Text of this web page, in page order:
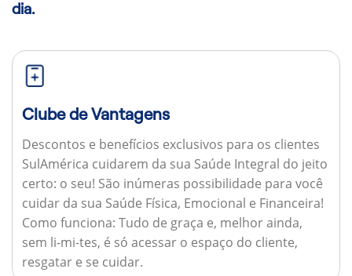
dia.
Clube de Vantagens
Descontos e benefícios exclusivos para os clientes
SulAmérica cuidarem da sua Saúde Integral do jeito
certo: o seu! São inúmeras possibilidade para você
cuidar da sua Saúde Física, Emocional e Financeira!
Como funciona: Tudo de graça e, melhor ainda,
sem li-mi-tes, é só acessar o espaço do cliente,
resgatar e se cuidar.